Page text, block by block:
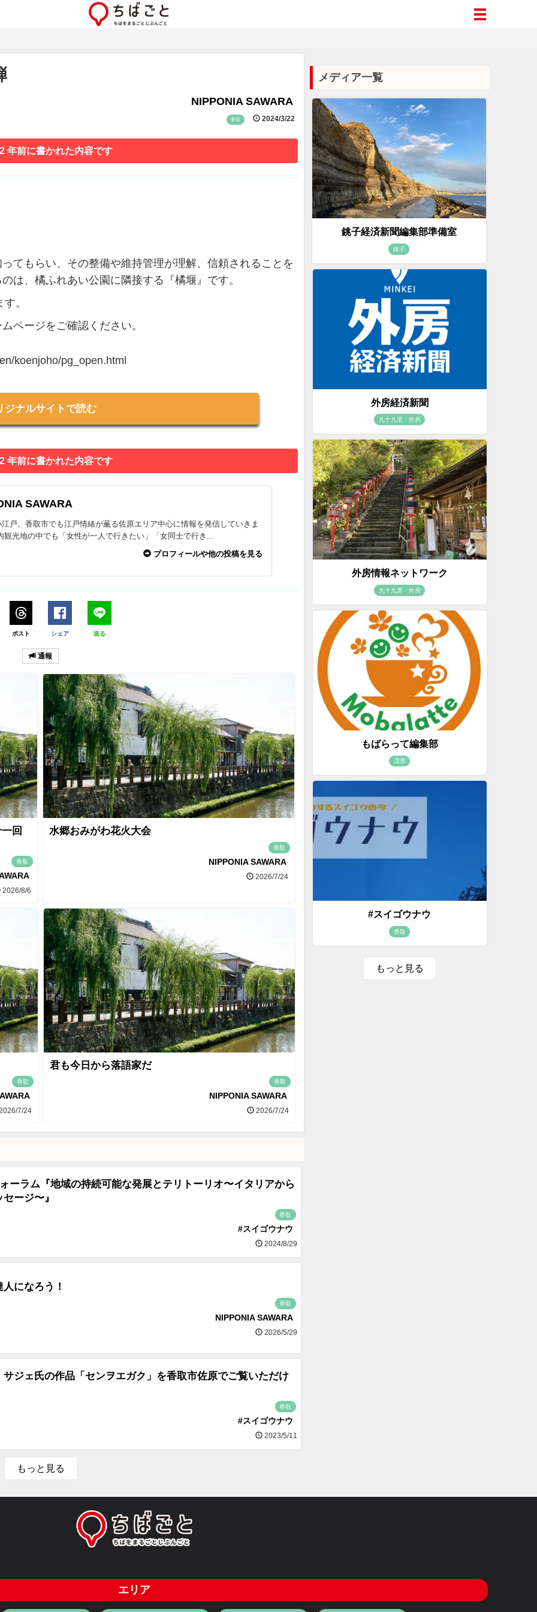
NIPPONIA SAWARA
香取 2024/3/22
年前に書かれた内容です
てもらい、その整備や維持管理が理解、信頼されることを
は、橘ふれあい公園に隣接する『橘堰』です。
。
ページをご確認ください。
koenjoho/pg_open.html
ジナルサイトで読む
年前に書かれた内容です
SAWARA
戸。香取市でも江戸情緒が薫る佐原エリア中心に情報を発信していきま
観光地の中でも「女性が一人で行きたい」「女同士で行き...
プロフィールや他の投稿を見る
ポスト シェア 送る
通報
回
香取
2026/8/6
水郷おみがわ花火大会
香取
NIPPONIA SAWARA
2026/7/24
香取
7/24
君も今日から落語家だ
香取
NIPPONIA SAWARA
2026/7/24
ーラム『地域の持続可能な発展とテリトーリオ〜イタリアから
ージ〜』
香取
#スイゴウナウ
2024/8/29
になろう！
香取
NIPPONIA SAWARA
2026/5/29
サジェ氏の作品「センヲエガク」を香取市佐原でご覧いただけ
香取
#スイゴウナウ
2023/5/11
もっと見る
メディア一覧
銚子経済新聞編集部準備室
銚子
外房経済新聞
九十九里・外房
外房情報ネットワーク
九十九里・外房
もばらって編集部
茂原
#スイゴウナウ
香取
もっと見る
エリア